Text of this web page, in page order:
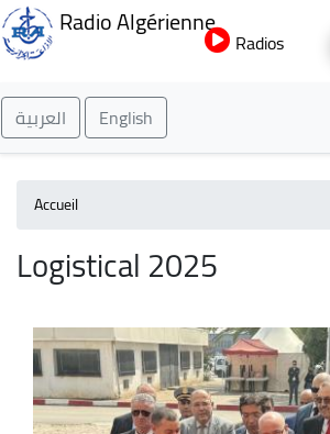
au
Radio Algérienne
Radios
العربية English
Accueil
Logistical 2025